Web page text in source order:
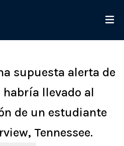
supuesta alerta de
llevado al
de un estudiante
Tennessee.